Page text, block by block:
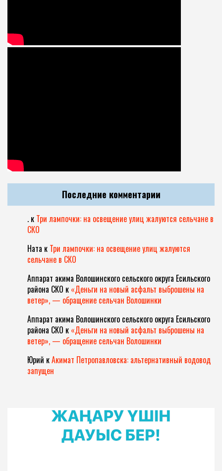
Последние комментарии
. к Три лампочки: на освещение улиц жалуются сельчане в
СКО
Ната к Три лампочки: на освещение улиц жалуются
сельчане в СКО
Аппарат акима Волошинского сельского округа Есильского
района СКО к «Деньги на новый асфальт выброшены на
ветер», — обращение сельчан Волошинки
Аппарат акима Волошинского сельского округа Есильского
района СКО к «Деньги на новый асфальт выброшены на
ветер», — обращение сельчан Волошинки
Юрий кАкимат Петропавловска: альтернативный водовод
запущен